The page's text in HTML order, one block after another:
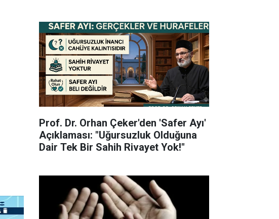
Prof. Dr. Orhan Çeker'den 'Safer Ayı'
Açıklaması: "Uğursuzluk Olduğuna
Dair Tek Bir Sahih Rivayet Yok!"